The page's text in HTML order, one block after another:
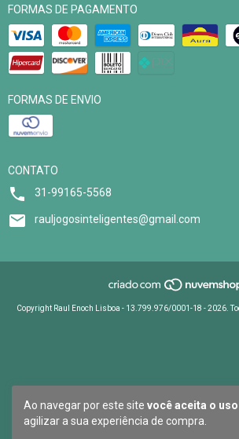
Ao navegar por este site você aceita o
agilizar a sua experiência de compra.
FORMAS DE PAGAMENTO
FORMAS DE ENVIO
CONTATO
31-99165-5568
rauljogosinteligentes@gmail.com
Copyright Raul Enoch Lisboa - 13.799.976/0001-18 - 2026.